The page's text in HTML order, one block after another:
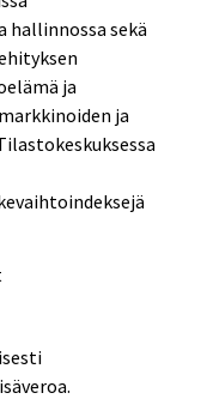
hallinnossa sekä
ja
ja